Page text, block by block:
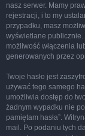
nasz serwer. Mamy
rejestracji, i to my
przypadku, masz
wyświetlane
możliwość włączenia
generowanych przez
Twoje hasło jest
używać tego samego
umożliwia dostęp do
żadnym wypadku nie
pamiętam hasła”.
mail. Po podaniu tych